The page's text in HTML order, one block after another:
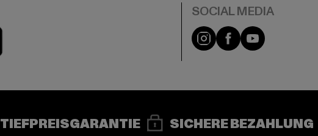
Instagram
FacebookYouTube
TIEFPREISGARANTIE SICHERE BEZAHLUNG